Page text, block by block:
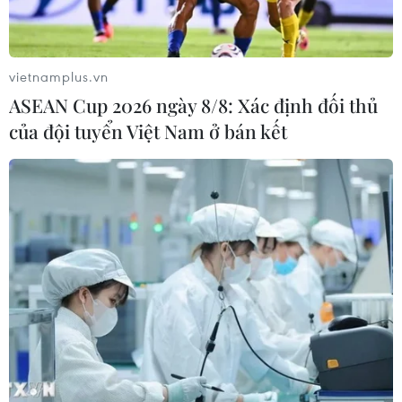
quản trị, Giám đốc Công ty
cổ phần Mekolor
cướp giật tại khu Tân Huê
Viên sa lưới
Khẩn trường khám nghiệm
hiện trường, điều tra
nguyên nhân vụ cháy chợ
Biên Hòa
06/08/2026 04:37
Nâng cao hiệu quả đấu
tranh phòng, chống tội
phạm và vi phạm pháp luật
06/08/2026 04:13
vietnamplus.vn
ASEAN Cup 2026 ngày 8/8: Xác định đối thủ
của đội tuyển Việt Nam ở bán kết